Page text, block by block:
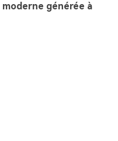
générée à